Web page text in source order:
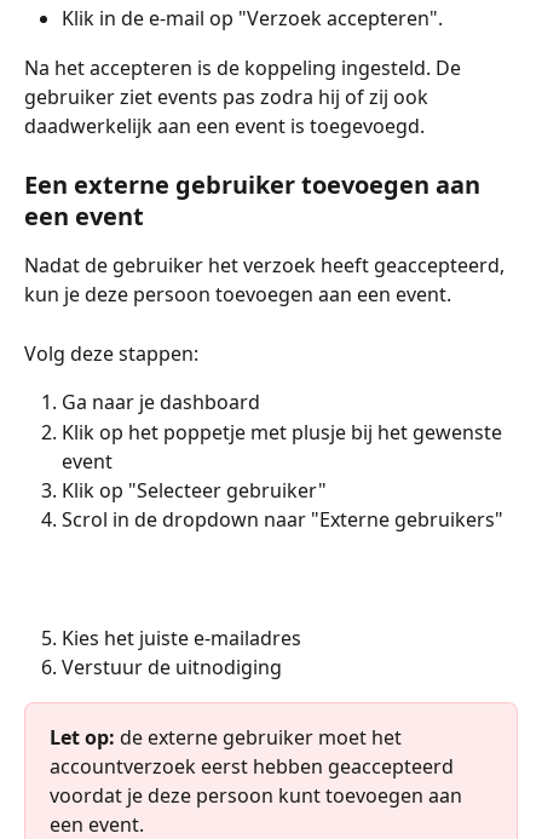
Klik in de e-mail op "Verzoek accepteren".
Na het accepteren is de koppeling ingesteld. De
gebruiker ziet events pas zodra hij of zij ook
daadwerkelijk aan een event is toegevoegd.
Een externe gebruiker toevoegen aan
een event
Nadat de gebruiker het verzoek heeft geaccepteerd,
kun je deze persoon toevoegen aan een event.
Volg deze stappen:
Ga naar je dashboard
Klik op het poppetje met plusje bij het gewenste
event
Klik op "Selecteer gebruiker"
Scrol in de dropdown naar "Externe gebruikers"
Kies het juiste e-mailadres
Verstuur de uitnodiging
Let op: de externe gebruiker moet het
accountverzoek eerst hebben geaccepteerd
voordat je deze persoon kunt toevoegen aan
een event.